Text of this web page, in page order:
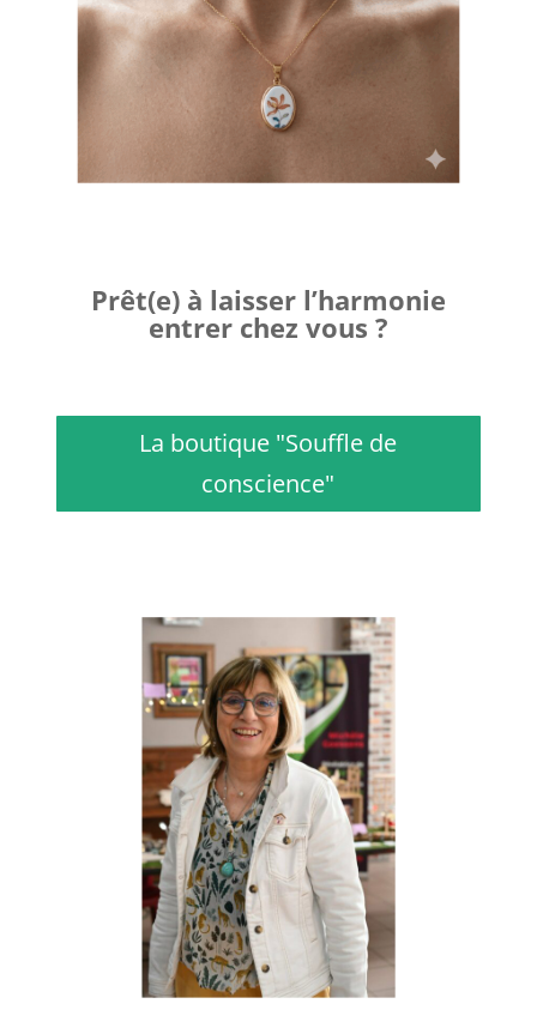
Prêt(e) à laisser l’harmonie
entrer chez vous ?
La boutique "Souffle de
conscience"